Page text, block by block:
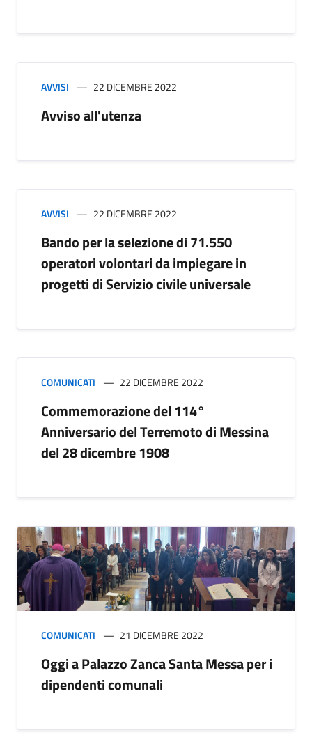
AVVISI 22 DICEMBRE 2022
Avviso all'utenza
AVVISI 22 DICEMBRE 2022
Bando per la selezione di 71.550
operatori volontari da impiegare in
progetti di Servizio civile universale
COMUNICATI 22 DICEMBRE 2022
Commemorazione del 114°
Anniversario del Terremoto di Messina
del 28 dicembre 1908
COMUNICATI 21 DICEMBRE 2022
Oggi a Palazzo Zanca Santa Messa per i
dipendenti comunali